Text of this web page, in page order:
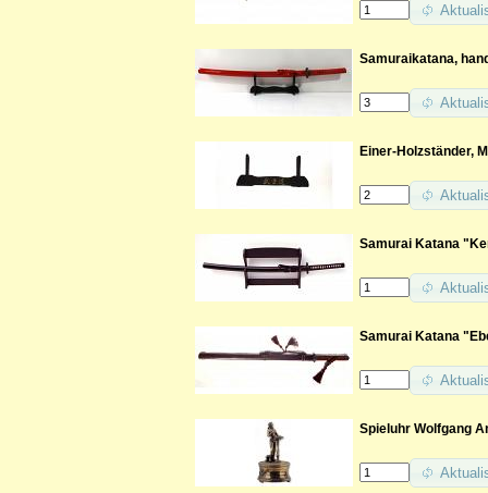
Samuraikatana,
Einer-Holzständer,
Samurai Katana
Samurai Katana
Spieluhr Wolfgang